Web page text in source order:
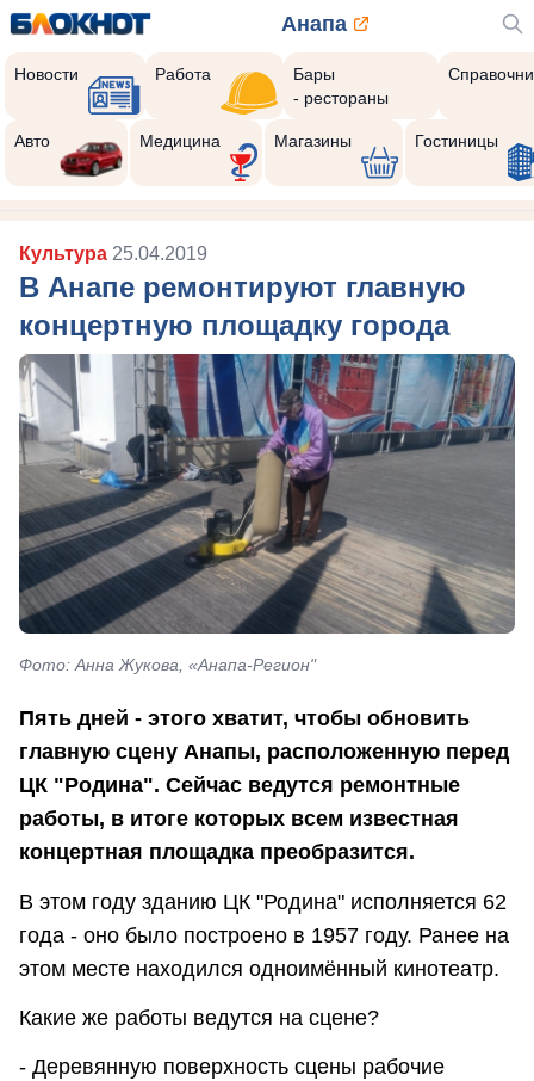
Анапа
Новости Работа
Бары
- рестораны
Авто Медицина Магазины Гостиницы
Культура 25.04.2019
В Анапе ремонтируют главную
концертную площадку города
Фото: Анна Жукова, «Анапа-Регион"
Пять дней - этого хватит, чтобы обновить
главную сцену Анапы, расположенную перед
ЦК "Родина". Сейчас ведутся ремонтные
работы, в итоге которых всем известная
концертная площадка преобразится.
В этом году зданию ЦК "Родина" исполняется 62
года - оно было построено в 1957 году. Ранее на
этом месте находился одноимённый кинотеатр.
Какие же работы ведутся на сцене?
- Деревянную поверхность сцены рабочие